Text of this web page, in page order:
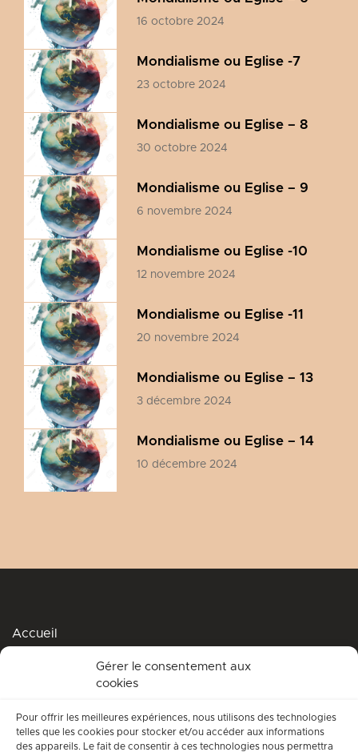
Gérer le consentement aux
cookies
Pour offrir les meilleures expériences, nous utilisons des technologies
telles que les cookies pour stocker et/ou accéder aux informations
des appareils. Le fait de consentir à ces technologies nous permettra
16 octobre 2024
Mondialisme ou Eglise -7
23 octobre 2024
Mondialisme ou Eglise – 8
30 octobre 2024
Mondialisme ou Eglise – 9
6 novembre 2024
Mondialisme ou Eglise -10
12 novembre 2024
Mondialisme ou Eglise -11
20 novembre 2024
Mondialisme ou Eglise – 13
3 décembre 2024
Mondialisme ou Eglise – 14
10 décembre 2024
Accueil
Accompagnement spirituel
Qui suis-je ?